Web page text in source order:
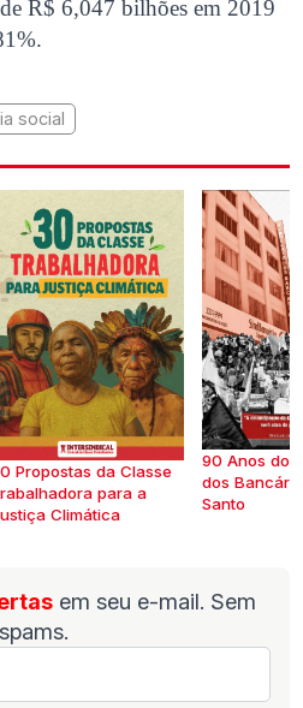
R$ 6,047 bilhões em 2019
social
Propostas da Classe
para a
Climática
90 Anos do
dos
Santo
em seu e-mail. Sem
spams.